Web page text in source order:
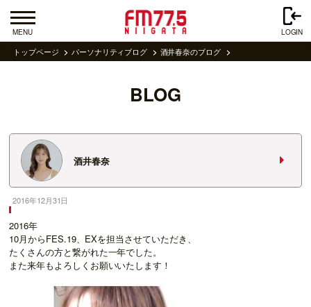
MENU LOGIN
トップページ パーソナリティブログ 酒井春奈のブログ
BLOG
酒井春奈
2016年12月31日
2016年
10月からFES.19、EXを担当させていただき、
たくさんの方と繋がれた一年でした。
また来年もよろしくお願いいたします！